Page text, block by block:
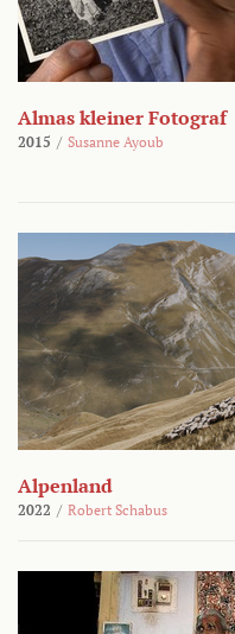
Almas kleiner Fotograf
2015 / Susanne Ayoub
Alpenland
2022 / Robert Schabus